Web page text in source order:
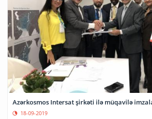
Azərkosmos Intersat şirkəti ilə müqavilə
18-09-2019